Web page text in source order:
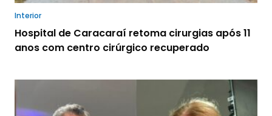
Interior
Hospital de Caracaraí retoma cirurgias após 11
anos com centro cirúrgico recuperado